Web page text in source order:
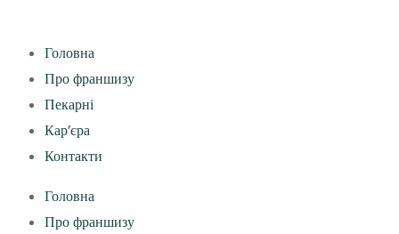
Головна
Про франшизу
Пекарні
Кар’єра
Контакти
Головна
Про франшизу